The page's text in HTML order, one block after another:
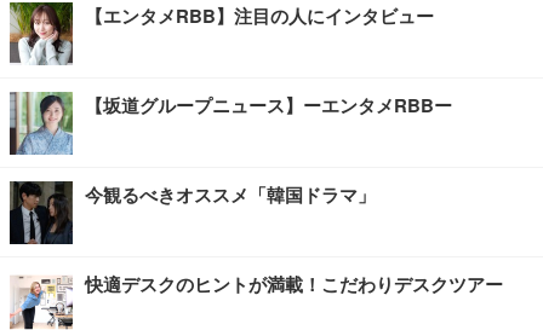
【エンタメRBB】注目の人にインタビュー
【坂道グループニュース】ーエンタメRBBー
今観るべきオススメ「韓国ドラマ」
快適デスクのヒントが満載！こだわりデスクツアー